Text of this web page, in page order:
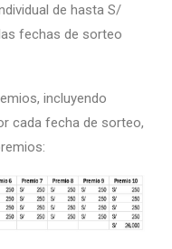
de hasta S/
fechas de sorteo
incluyendo
cada fecha de sorteo,